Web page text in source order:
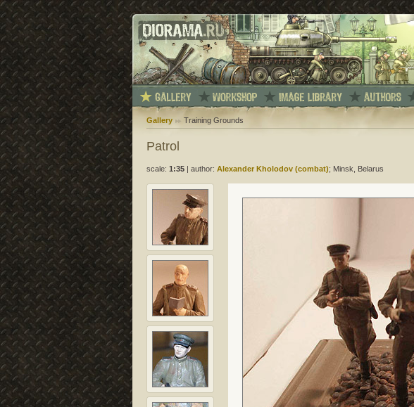
Gallery Training Grounds
Patrol
scale: 1:35 author: Alexander Kholodov (combat); Minsk, Belarus